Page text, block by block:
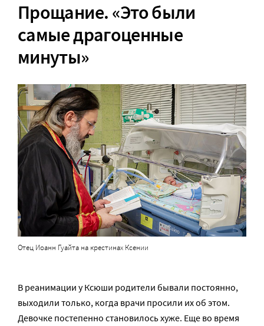
Прощание. «Это были
самые драгоценные
минуты»
Отец Иоанн Гуайта на крестинах Ксении
В реанимации у Ксюши родители бывали постоянно,
выходили только, когда врачи просили их об этом.
Девочке постепенно становилось хуже. Еще во время